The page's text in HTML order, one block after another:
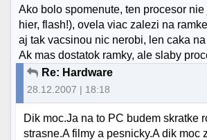
Ako bolo spomenute, ten procesor
hier, flash!), ovela viac zalezi na
aj tak vacsinou nic nerobi, len caka
Ak mas dostatok ramky, ale slaby
Re: Hardware
28.12.2007 | 18:18
Dik moc.Ja na to PC budem skratke
strasne.A filmy a pesnicky.A dik moc